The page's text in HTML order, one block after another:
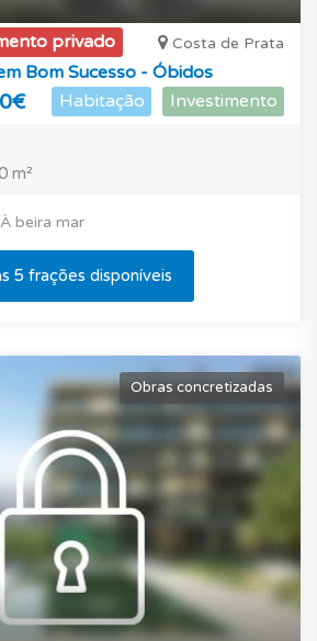
privado Costa de Prata
Bom Sucesso - Óbidos
Habitação Investimento
m²
beira mar
5 frações disponíveis
Obras concretizadas